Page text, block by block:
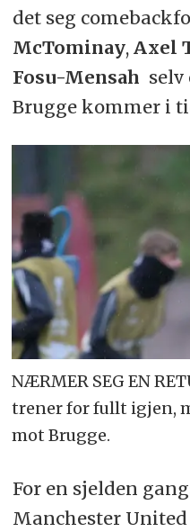
det seg
McTominay, Axel
Fosu-Mensah
Brugge kommer i
NÆRMER SEG EN
trener for fullt igjen,
mot Brugge.
For en sjelden
Manchester